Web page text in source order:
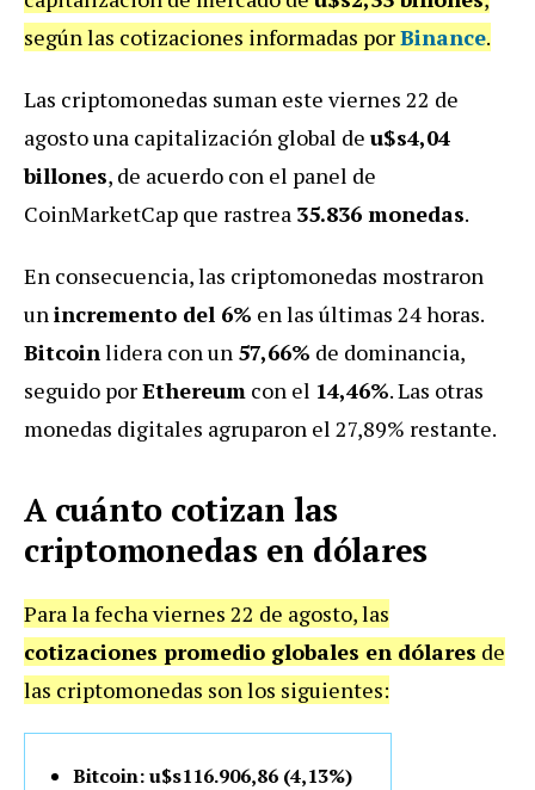
según las cotizaciones informadas porBinance.
Las criptomonedas suman este viernes 22 de
agosto una capitalización global de u$s4,04
billones, de acuerdo con el panel de
CoinMarketCap que rastrea 35.836 monedas.
En consecuencia, las criptomonedas mostraron
unincremento del 6% en las últimas 24 horas.
Bitcoinlidera con un 57,66% de dominancia,
seguido porEthereum con el 14,46%. Las otras
monedas digitales agruparon el 27,89% restante.
A cuánto cotizan las
criptomonedas en dólares
Para la fecha viernes 22 de agosto, las
cotizaciones promedio globales en dólares de
las criptomonedas son los siguientes:
Bitcoin: u$s116.906,86 (4,13%)